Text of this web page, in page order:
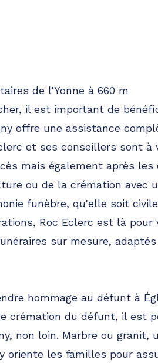
de l'Yonne à 660 m
il est important de
offre une assistance
et ses conseillers sont à
mais également après les
ou de la crémation avec
funèbre, qu'elle soit
Roc Eclerc est là pour
sur mesure,
hommage au défunt à
crémation du défunt, il est
non loin. Marbre ou granit,
oriente les familles pour